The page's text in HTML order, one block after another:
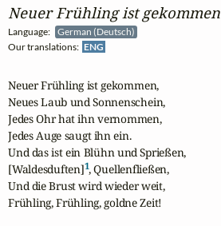
Neuer Frühling ist gekommen
Language:
German (Deutsch)
Our translations: ENG
Neuer Frühling ist gekommen,
Neues Laub und Sonnenschein,
Jedes Ohr hat ihn vernommen,
Jedes Auge saugt ihn ein.
Und das ist ein Blühn und Sprießen,
[Waldesduften]1, Quellenfließen,
Und die Brust wird wieder weit,
Frühling, Frühling, goldne Zeit!